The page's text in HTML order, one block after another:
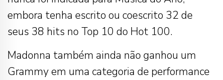
embora tenha escrito ou coescrito 32 de
seus 38 hits no Top 10 do Hot 100.
Madonna também ainda não ganhou um
Grammy em uma categoria de performance